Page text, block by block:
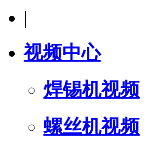
|
视频中心
焊锡机视频
螺丝机视频